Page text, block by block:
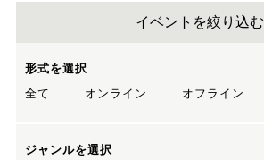
イベントを絞り込む
形式を選択
全て
オンライン オフライン
ジャンルを選択